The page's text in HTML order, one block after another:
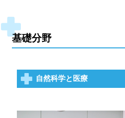
基礎分野
自然科学と医療